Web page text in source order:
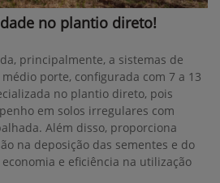
no plantio direto!
principalmente, a sistemas de
porte, configurada com 7 a 13
no plantio direto, pois
em solos irregulares com
Além disso, proporciona
na deposição das sementes e do
e eficiência na utilização